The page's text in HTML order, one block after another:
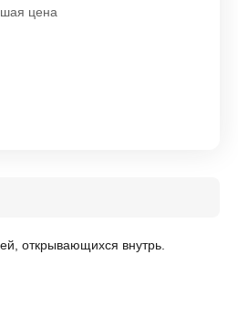
цена
открывающихся внутрь.